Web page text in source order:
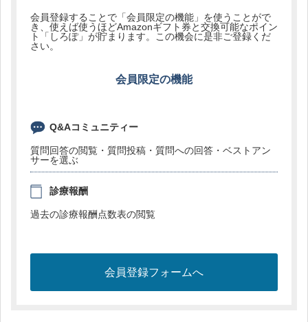
会員登録することで「会員限定の機能」を使うことがで
き、使えば使うほどAmazonギフト券と交換可能なポイン
ト「しろぽ」が貯まります。この機会に是非ご登録くだ
さい。
会員限定の機能
Q&Aコミュニティー
質問回答の閲覧・質問投稿・質問への回答・ベストアン
サーを選ぶ
診療報酬
過去の診療報酬点数表の閲覧
会員登録フォームへ